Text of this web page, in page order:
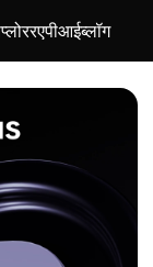
एपीआईब्लॉग